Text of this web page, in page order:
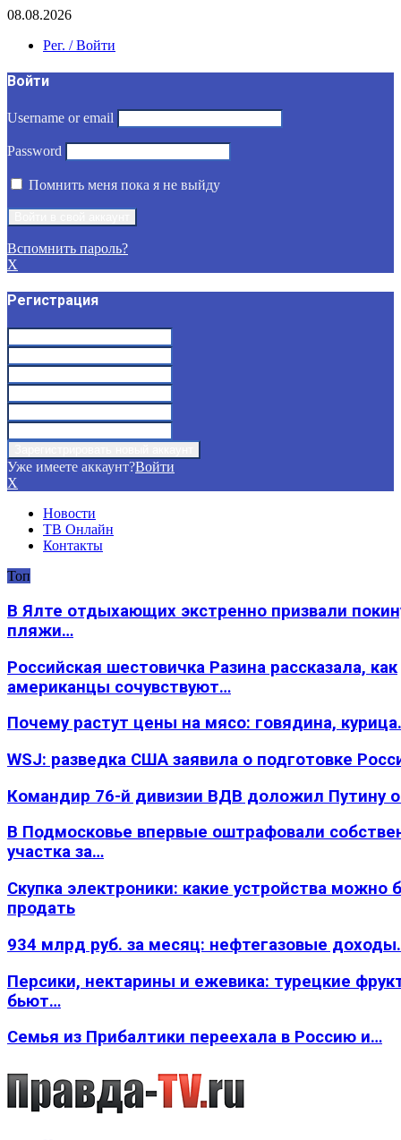
08.08.2026
Рег. / Войти
Войти
Username or email
Password
Помнить меня пока я не выйду
Вспомнить пароль?
X
Регистрация
Уже имеете аккаунт?Войти
X
Новости
ТВ Онлайн
Контакты
Топ
В Ялте отдыхающих экстренно призвали
пляжи…
Российская шестовичка Разина рассказала, как
американцы сочувствуют…
Почему растут цены на мясо: говядина,
WSJ: разведка США заявила о подготовке
Командир 76-й дивизии ВДВ доложил Путину
В Подмосковье впервые оштрафовали
участка за…
Скупка электроники: какие устройства можно
продать
934 млрд руб. за месяц: нефтегазовые
Персики, нектарины и ежевика: турецкие
бьют…
Семья из Прибалтики переехала в Россию и…